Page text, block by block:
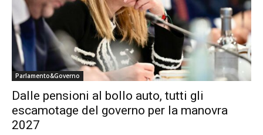
Parlamento&Governo
Dalle pensioni al bollo auto, tutti gli
escamotage del governo per la manovra
2027